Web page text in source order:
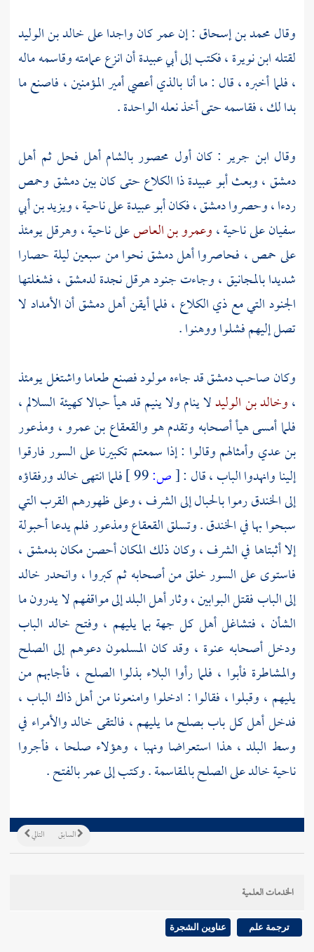
وقالمحمد بن إسحاق : إنعمركان واجدا علىخالد بن الوليد
لقتلهابن نويرة، فكتب إلىأبي عبيدةأن انزع عمامته وقاسمه ماله
، فلما أخبره ، قال : ما أنا بالذي أعصي أمير المؤمنين ، فاصنع ما
بدا لك ، فقاسمه حتى أخذ نعله الواحدة .
وقال ابن جرير : كان أول محصوربالشامأهل فحلثم أهل
دمشق، وبعثأبو عبيدةذا الكلاعحتى كان بيندمشقوحمص
ردءا ، وحصروادمشق، فكانأبو عبيدةعلى ناحية ،ويزيد بن أبي
سفيانعلى ناحية ،وعمرو بن العاصعلى ناحية ،وهرقليومئذ
علىحمص، فحاصرواأهلدمشقنحوا من سبعين ليلة حصارا
شديدا بالمجانيق ، وجاءت جنودهرقلنجدةلدمشق، فشغلتها
الجنود التي معذي الكلاع ، فلما أيقنأهلدمشقأن الأمداد لا
تصل إليهم فشلوا ووهنوا .
وكان صاحبدمشققد جاءه مولود فصنع طعاما واشتغل يومئذ
،وخالد بن الوليدلا ينام ولا ينيم قد هيأ حبالا كهيئة السلالم ،
فلما أمسى هيأ أصحابه وتقدم هووالقعقاع بن عمرو، ومذعور
بن عدي وأمثالهم وقالوا : إذا سمعتم تكبيرنا على السور فارقوا
إلينا وانهدوا الباب ، قال :[ص: فلما انتهىخالدورفقاؤه
إلى الخندق رموا بالحبال إلى الشرف ، وعلى ظهورهم القرب التي
سبحوا بها في الخندق . وتسلقالقعقاعومذعورفلم يدعا أحبولة
إلا أثبتاها في الشرف ، وكان ذلك المكان أحصن مكانبدمشق،
فاستوى على السور خلق من أصحابه ثم كبروا ، وانحدرخالد
إلى الباب فقتل البوابين ، وثار أهل البلد إلى مواقفهم لا يدرون ما
الشأن ، فتشاغل أهل كل جهة بما يليهم ، وفتح خالد الباب
ودخل أصحابه عنوة ، وقد كان المسلمون دعوهم إلى الصلح
والمشاطرة فأبوا ، فلما رأوا البلاء بذلوا الصلح ، فأجابهم من
يليهم ، وقبلوا ، فقالوا : ادخلوا وامنعونا من أهل ذاك الباب ،
فدخل أهل كل باب بصلح ما يليهم ، فالتقىخالدوالأمراء في
وسط البلد ، هذا استعراضا ونهبا ، وهؤلاء صلحا ، فأجروا
ناحيةخالدعلى الصلح بالمقاسمة . وكتب إلىعمربالفتح .
التالي السابق
الخدمات العلمية
ترجمة علم عناوين الشجرة